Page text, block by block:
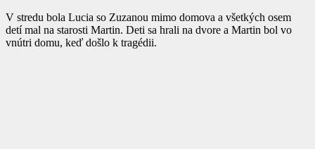
V stredu bola Lucia so Zuzanou mimo domova a všetkých osem
detí mal na starosti Martin. Deti sa hrali na dvore a Martin bol vo
vnútri domu, keď došlo k tragédii.